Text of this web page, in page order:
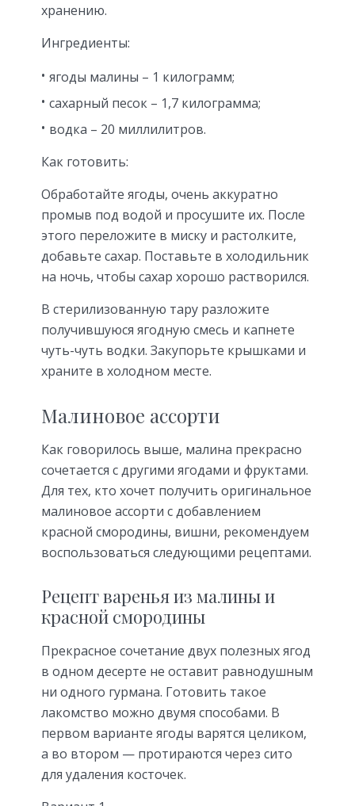
хранению.
Ингредиенты:
ягоды малины – 1 килограмм;
сахарный песок – 1,7 килограмма;
водка – 20 миллилитров.
Как готовить:
Обработайте ягоды, очень аккуратно
промыв под водой и просушите их. После
этого переложите в миску и растолките,
добавьте сахар. Поставьте в холодильник
на ночь, чтобы сахар хорошо растворился.
В стерилизованную тару разложите
получившуюся ягодную смесь и капнете
чуть-чуть водки. Закупорьте крышками и
храните в холодном месте.
Малиновое ассорти
Как говорилось выше, малина прекрасно
сочетается с другими ягодами и фруктами.
Для тех, кто хочет получить оригинальное
малиновое ассорти с добавлением
красной смородины, вишни, рекомендуем
воспользоваться следующими рецептами.
Рецепт варенья из малины и
красной смородины
Прекрасное сочетание двух полезных ягод
в одном десерте не оставит равнодушным
ни одного гурмана. Готовить такое
лакомство можно двумя способами. В
первом варианте ягоды варятся целиком,
а во втором — протираются через сито
для удаления косточек.